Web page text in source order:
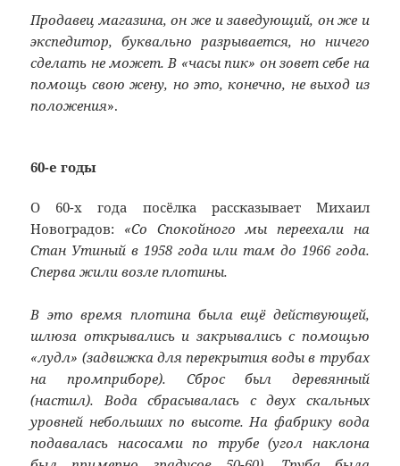
Продавец магазина, он же и заведующий, он же и
экспедитор, буквально разрывается, но ничего
сделать не может. В «часы пик» он зовет себе на
помощь свою жену, но это, конечно, не выход из
положения».
60-е годы
О 60-х года посёлка рассказывает Михаил
Новоградов: «Со Спокойного мы переехали на
Стан Утиный в 1958 года или там до 1966 года.
Сперва жили возле плотины.
В это время плотина была ещё действующей,
шлюза открывались и закрывались с помощью
«лудл» (задвижка для перекрытия воды в трубах
на промприборе). Сброс был деревянный
(настил). Вода сбрасывалась с двух скальных
уровней небольших по высоте. На фабрику вода
подавалась насосами по трубе (угол наклона